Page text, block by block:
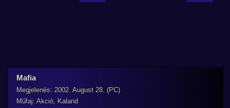
Mafia
Megjelenés: 2002. August 28. (PC)
Műfaj: Akció, Kaland